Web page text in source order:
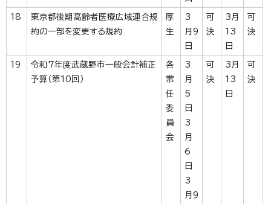
18
東京都後期高齢者医療広域連合規
約の一部を変更する規約
厚
生
3
月9
日
可
決
3月
13
日
可
決
19
令和7年度武蔵野市一般会計補正
予算（第10回）
各
常
任
委
員
会
3
月
5
日
3
月
6
日
3
月9
可
決
3月
13
日
可
決